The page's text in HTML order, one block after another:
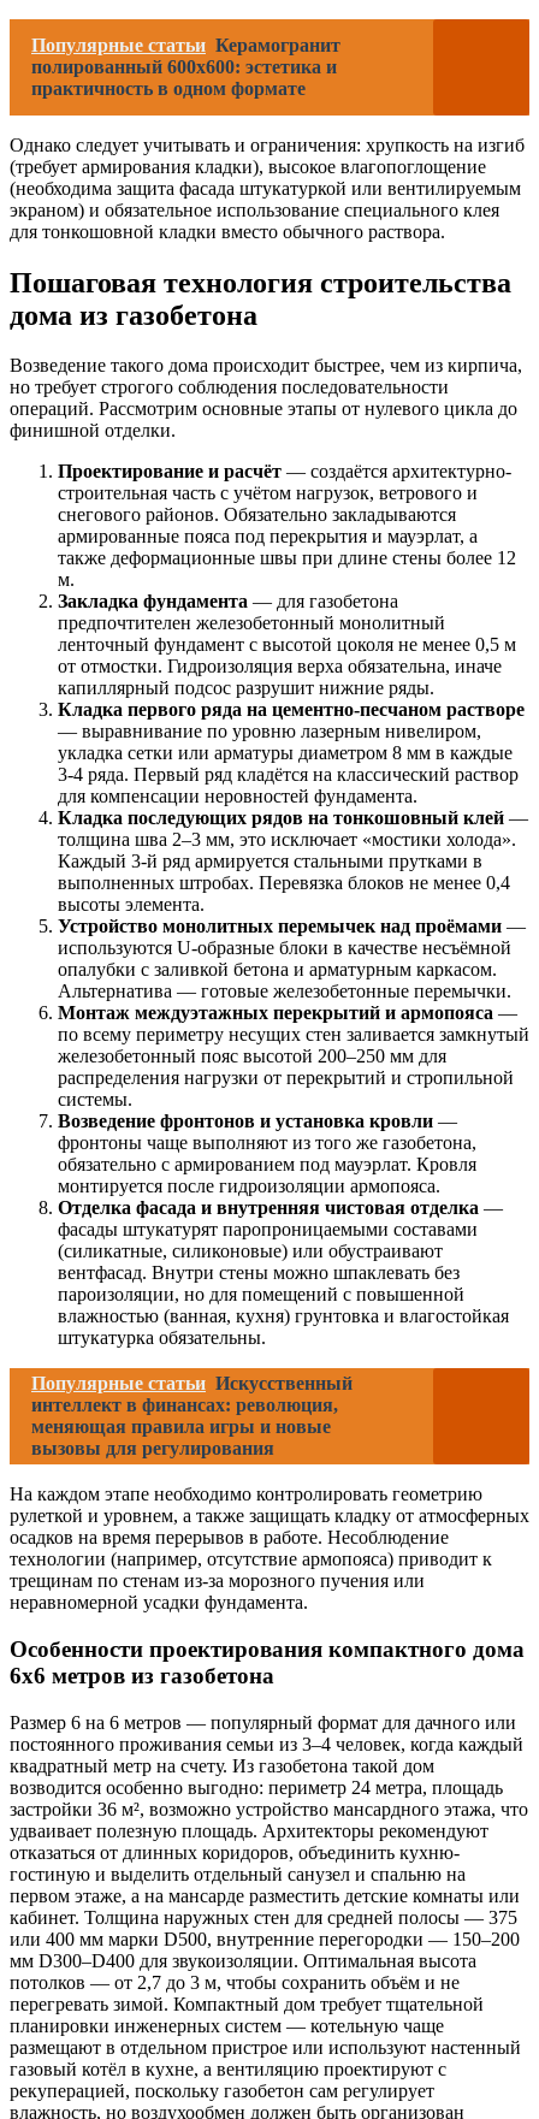
Популярные статьи Керамогранит
полированный 600x600: эстетика и
практичность в одном формате
Однако следует учитывать и ограничения: хрупкость на изгиб
(требует армирования кладки), высокое влагопоглощение
(необходима защита фасада штукатуркой или вентилируемым
экраном) и обязательное использование специального клея
для тонкошовной кладки вместо обычного раствора.
Пошаговая технология строительства
дома из газобетона
Возведение такого дома происходит быстрее, чем из кирпича,
но требует строгого соблюдения последовательности
операций. Рассмотрим основные этапы от нулевого цикла до
финишной отделки.
Проектирование и расчёт — создаётся архитектурно-
строительная часть с учётом нагрузок, ветрового и
снегового районов. Обязательно закладываются
армированные пояса под перекрытия и мауэрлат, а
также деформационные швы при длине стены более 12
м.
Закладка фундамента — для газобетона
предпочтителен железобетонный монолитный
ленточный фундамент с высотой цоколя не менее 0,5 м
от отмостки. Гидроизоляция верха обязательна, иначе
капиллярный подсос разрушит нижние ряды.
Кладка первого ряда на цементно-песчаном растворе
— выравнивание по уровню лазерным нивелиром,
укладка сетки или арматуры диаметром 8 мм в каждые
3-4 ряда. Первый ряд кладётся на классический раствор
для компенсации неровностей фундамента.
Кладка последующих рядов на тонкошовный клей —
толщина шва 2–3 мм, это исключает «мостики холода».
Каждый 3-й ряд армируется стальными прутками в
выполненных штробах. Перевязка блоков не менее 0,4
высоты элемента.
Устройство монолитных перемычек над проёмами —
используются U-образные блоки в качестве несъёмной
опалубки с заливкой бетона и арматурным каркасом.
Альтернатива — готовые железобетонные перемычки.
Монтаж междуэтажных перекрытий и армопояса —
по всему периметру несущих стен заливается замкнутый
железобетонный пояс высотой 200–250 мм для
распределения нагрузки от перекрытий и стропильной
системы.
Возведение фронтонов и установка кровли —
фронтоны чаще выполняют из того же газобетона,
обязательно с армированием под мауэрлат. Кровля
монтируется после гидроизоляции армопояса.
Отделка фасада и внутренняя чистовая отделка —
фасады штукатурят паропроницаемыми составами
(силикатные, силиконовые) или обустраивают
вентфасад. Внутри стены можно шпаклевать без
пароизоляции, но для помещений с повышенной
влажностью (ванная, кухня) грунтовка и влагостойкая
штукатурка обязательны.
Популярные статьи Искусственный
интеллект в финансах: революция,
меняющая правила игры и новые
вызовы для регулирования
На каждом этапе необходимо контролировать геометрию
рулеткой и уровнем, а также защищать кладку от атмосферных
осадков на время перерывов в работе. Несоблюдение
технологии (например, отсутствие армопояса) приводит к
трещинам по стенам из-за морозного пучения или
неравномерной усадки фундамента.
Особенности проектирования компактного дома
6х6 метров из газобетона
Размер 6 на 6 метров — популярный формат для дачного или
постоянного проживания семьи из 3–4 человек, когда каждый
квадратный метр на счету. Из газобетона такой дом
возводится особенно выгодно: периметр 24 метра, площадь
застройки 36 м², возможно устройство мансардного этажа, что
удваивает полезную площадь. Архитекторы рекомендуют
отказаться от длинных коридоров, объединить кухню-
гостиную и выделить отдельный санузел и спальню на
первом этаже, а на мансарде разместить детские комнаты или
кабинет. Толщина наружных стен для средней полосы — 375
или 400 мм марки D500, внутренние перегородки — 150–200
мм D300–D400 для звукоизоляции. Оптимальная высота
потолков — от 2,7 до 3 м, чтобы сохранить объём и не
перегревать зимой. Компактный дом требует тщательной
планировки инженерных систем — котельную чаще
размещают в отдельном пристрое или используют настенный
газовый котёл в кухне, а вентиляцию проектируют с
рекуперацией, поскольку газобетон сам регулирует
влажность, но воздухообмен должен быть организован